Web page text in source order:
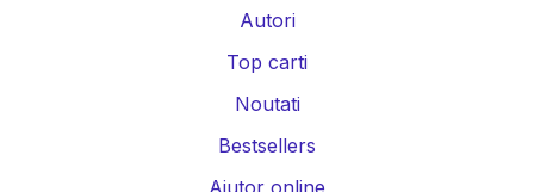
Autori
Top carti
Noutati
Bestsellers
Ajutor online